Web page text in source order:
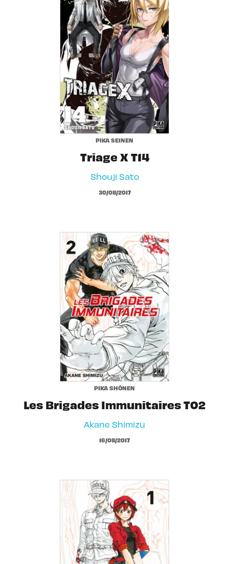
PIKA SEINEN
Triage X T14
Shouji Sato
30/08/2017
PIKA SHÔNEN
Les Brigades Immunitaires T02
Akane Shimizu
16/08/2017